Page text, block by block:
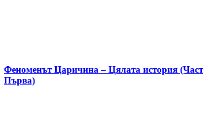
Феноменът Царичина – Цялата история (Част
Първа)